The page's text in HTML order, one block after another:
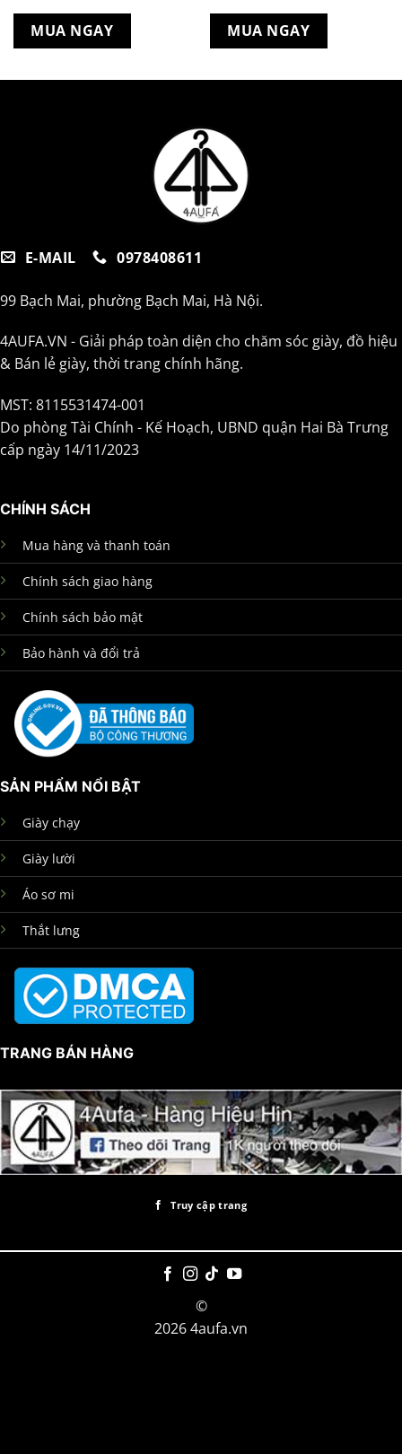
MUA NGAY MUA NGAY
E-MAIL 0978408611
99 Bạch Mai, phường Bạch Mai, Hà Nội.
4AUFA.VN - Giải pháp toàn diện cho chăm sóc giày, đồ hiệu
& Bán lẻ giày, thời trang chính hãng.
MST: 8115531474-001
Do phòng Tài Chính - Kế Hoạch, UBND quận Hai Bà Trưng
cấp ngày 14/11/2023
CHÍNH SÁCH
Mua hàng và thanh toán
Chính sách giao hàng
Chính sách bảo mật
Bảo hành và đổi trả
SẢN PHẨM NỔI BẬT
Giày chạy
Giày lười
Áo sơ mi
Thắt lưng
TRANG BÁN HÀNG
Truy cập trang
©
2026 4aufa.vn